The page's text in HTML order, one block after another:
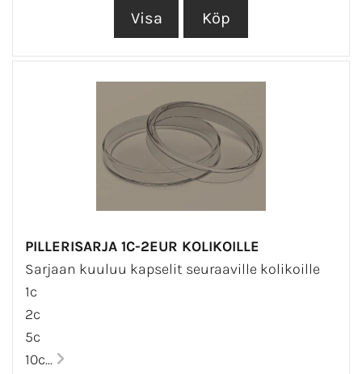
PILLERISARJA 1C-2EUR KOLIKOILLE
Sarjaan kuuluu kapselit seuraaville kolikoille
1c
2c
5c
10c...